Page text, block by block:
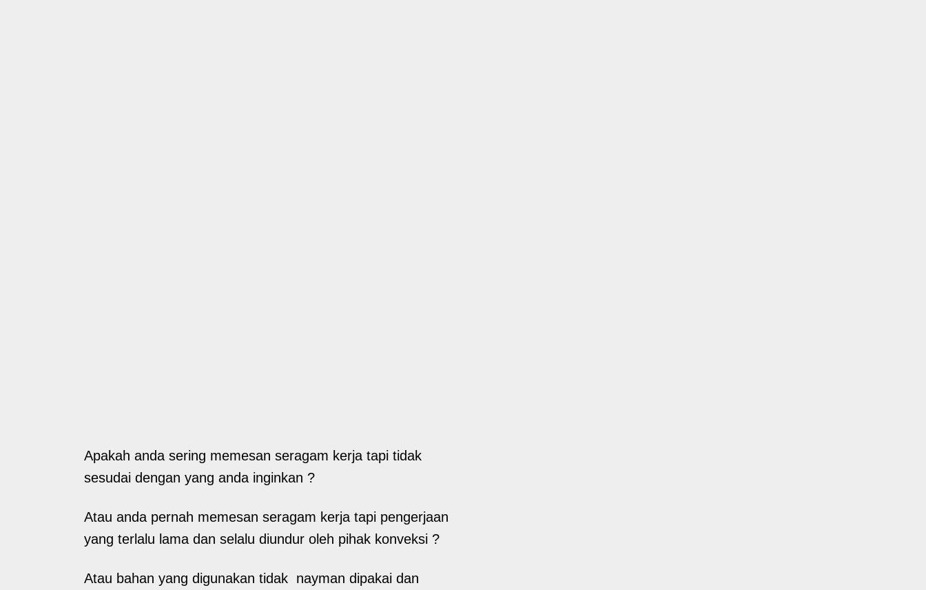
Apakah anda sering memesan seragam kerja tapi tidak
sesudai dengan yang anda inginkan ?
Atau anda pernah memesan seragam kerja tapi pengerjaan
yang terlalu lama dan selalu diundur oleh pihak konveksi ?
Atau bahan yang digunakan tidak nayman dipakai dan